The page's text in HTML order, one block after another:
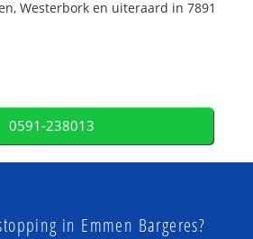
Westerbork en uiteraard in 7891
0591-238013
in Emmen Bargeres?